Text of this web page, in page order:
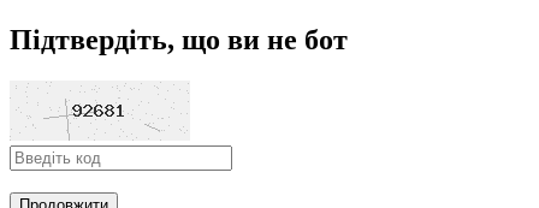
Підтвердіть, що ви не бот